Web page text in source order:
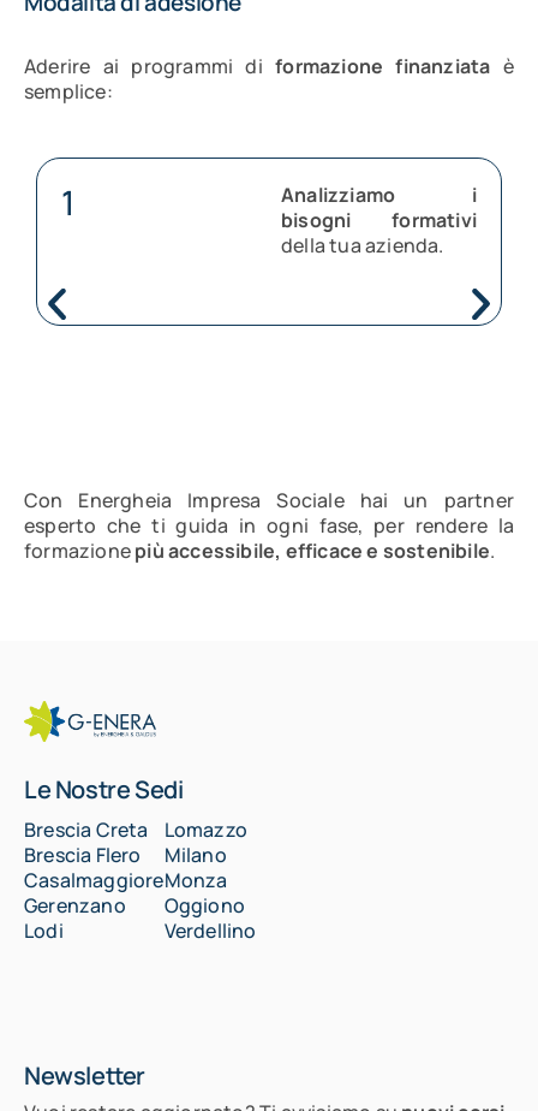
Aderire ai programmi diformazione finanziata è
semplice:
1
Analizziamo i
bisogni formativi
della tua azienda.
Con Energheia Impresa Sociale hai un partner
esperto che ti guida in ogni fase, per rendere la
formazionepiù accessibile, efficace e sostenibile.
Le Nostre Sedi
Brescia Creta
Brescia Flero
Casalmaggiore
Gerenzano
Lodi
Lomazzo
Milano
Monza
Oggiono
Verdellino
Newsletter